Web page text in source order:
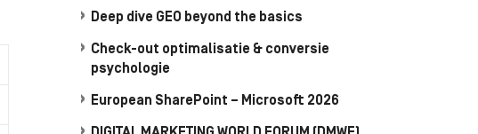
Deep dive GEO beyond the basics
Check-out optimalisatie & conversie
psychologie
European SharePoint – Microsoft 2026